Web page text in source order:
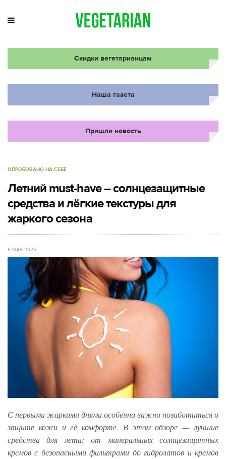
Скидки вегетарианцам
Наша газета
Пришли новость
ОПРОБОВАНО НА СЕБЕ
Летний must-have – солнцезащитные
средства и лёгкие текстуры для
жаркого сезона
6 МАЯ 2025
С первыми жаркими днями особенно важно позаботиться о
защите кожи и её комфорте. В этом обзоре — лучшие
средства для лета: от минеральных солнцезащитных
кремов с безопасными фильтрами до гидролатов и кремов